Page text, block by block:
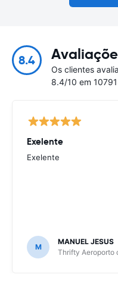
8.4
Os clientes
8.4/10 em
Exelente
Exelente
M
MANUEL JESUS
Thrifty Aeroporto